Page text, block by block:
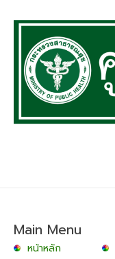
Main Menu
หน้าหลัก